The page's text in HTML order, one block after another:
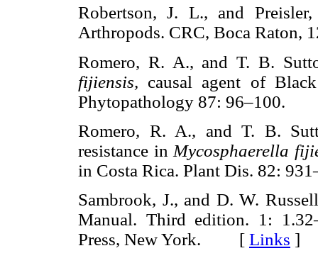
Robertson, J. L., and
Arthropods. CRC, Boca
Romero, R. A., and T. B.
fijiensis, causal agent of
Phytopathology 87:
Romero, R. A., and T. B.
resistance in Mycosphaerella
in Costa Rica. Plant Dis. 82:
Sambrook, J., and D. W.
Manual. Third edition. 1:
Press, New York. [ Links ]